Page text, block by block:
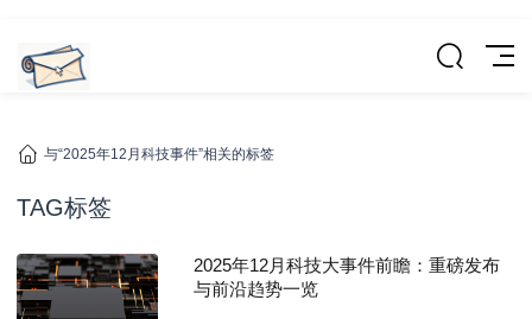
与“2025年12月科技事件”相关的标签
TAG标签
2025年12月科技大事件前瞻：重磅发布
与前沿趋势一览